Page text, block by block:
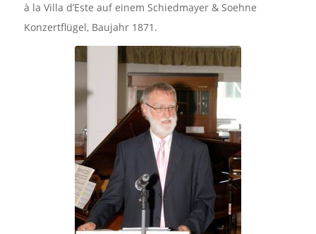
à la Villa d’Este auf einem Schiedmayer & Soehne
Konzertflügel, Baujahr 1871.